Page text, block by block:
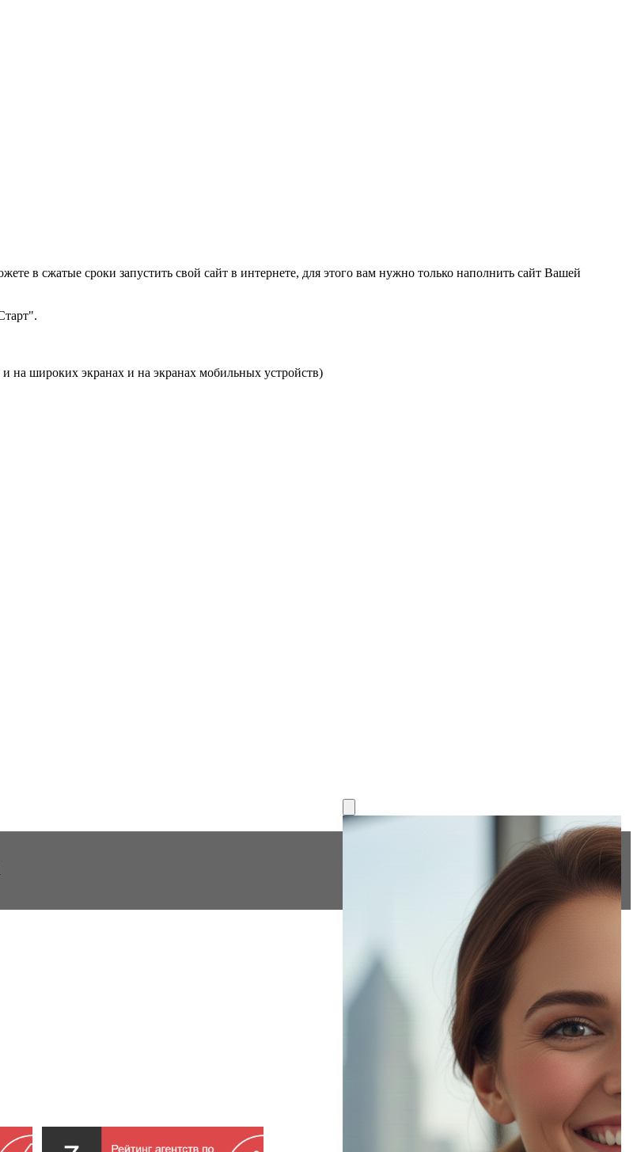
в сжатые сроки запустить свой сайт в интернете, для этого вам нужно только наполнить сайт Вашей
на широких экранах и на экранах мобильных устройств)